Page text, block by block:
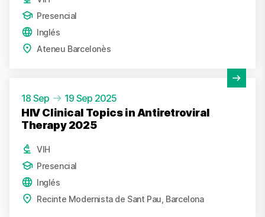
Presencial
Inglés
Ateneu Barcelonès
18 Sep 19 Sep 2025
HIV Clinical Topics in Antiretroviral
Therapy 2025
VIH
Presencial
Inglés
Recinte Modernista de Sant Pau, Barcelona